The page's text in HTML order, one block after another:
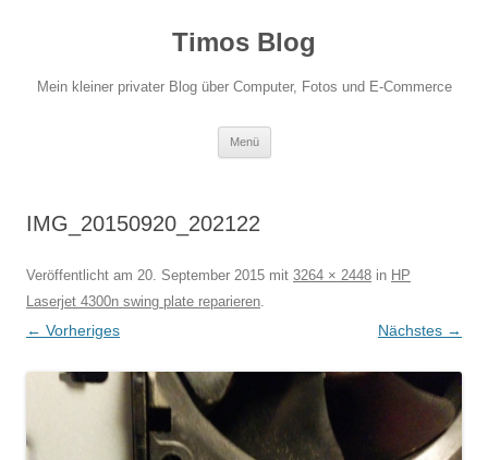
Timos Blog
Mein kleiner privater Blog über Computer, Fotos und E-Commerce
Menü
IMG_20150920_202122
Veröffentlicht am 20. September 2015 mit 3264 × 2448 in HP
Laserjet 4300n swing plate reparieren.
← Vorheriges Nächstes →